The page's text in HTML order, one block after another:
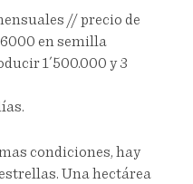
// precio de
en semilla
1´500.000 y 3
condiciones, hay
Una hectárea